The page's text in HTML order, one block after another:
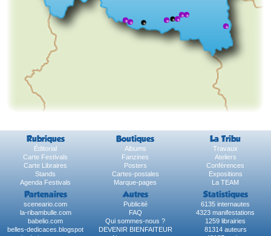
Rubriques Boutiques La Tribu
Éditorial Albums
Travaux
Carte Festivals
Fanzines
Ateliers
Carte Libraires
Posters
Conférences
Stands
Cartes-postales
Expositions
Agenda Festivals
Marque-pages La TEAM
Partenaires Autres Statistiques
sceneario.com Publicité
6135 internautes
la-ribambulle.com
FAQ
4323 manifestations
babelio.com
Qui sommes-nous ?
1259 librairies
belles-dedicaces.blogspot
DEVENIR BIENFAITEUR
81314 auteurs